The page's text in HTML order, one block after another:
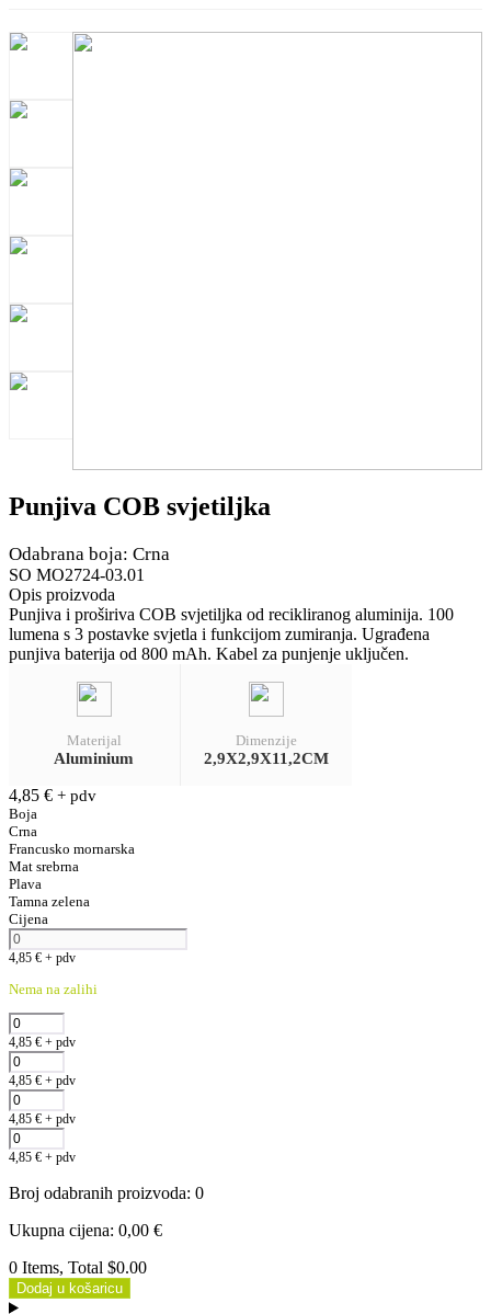
Punjiva COB svjetiljka
Odabrana boja: Crna
SO MO2724-03.01
Opis proizvoda
Punjiva i proširiva COB svjetiljka od recikliranog aluminija. 100
lumena s 3 postavke svjetla i funkcijom zumiranja. Ugrađena
punjiva baterija od 800 mAh. Kabel za punjenje uključen.
Materijal
Aluminium
Dimenzije
2,9X2,9X11,2CM
4,85 € + pdv
Boja
Crna
Francusko mornarska
Mat srebrna
Plava
Tamna zelena
Cijena
4,85 € + pdv
Nema na zalihi
4,85 € + pdv
4,85 € + pdv
4,85 € + pdv
4,85 € + pdv
Broj odabranih proizvoda: 0
Ukupna cijena: 0,00 €
0 Items, Total $0.00
Dodaj u košaricu